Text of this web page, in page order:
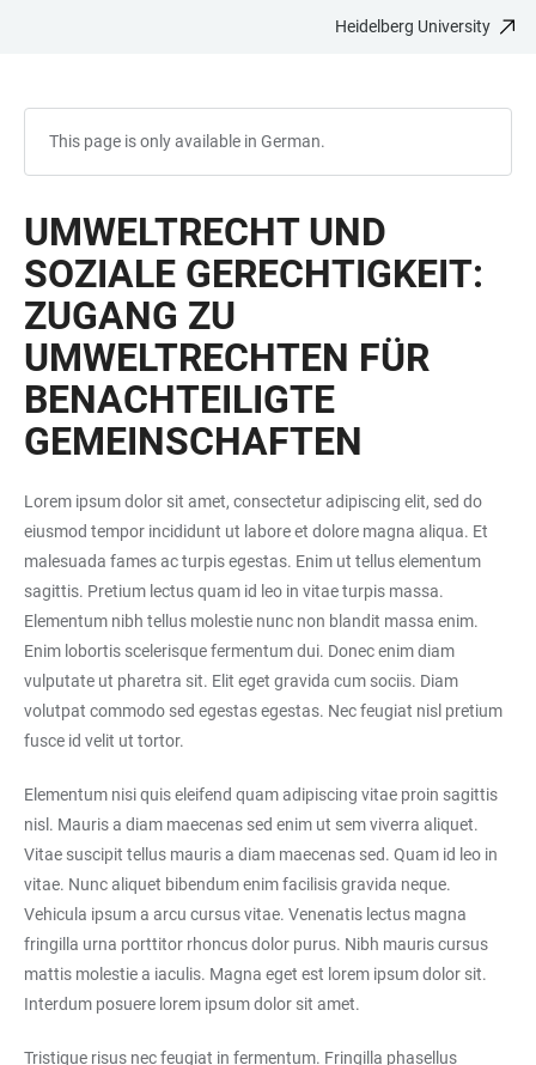
Heidelberg University
This page is only available in German.
UMWELTRECHT UND
SOZIALE GERECHTIGKEIT:
ZUGANG ZU
UMWELTRECHTEN FÜR
BENACHTEILIGTE
GEMEINSCHAFTEN
Lorem ipsum dolor sit amet, consectetur adipiscing elit, sed do
eiusmod tempor incididunt ut labore et dolore magna aliqua. Et
malesuada fames ac turpis egestas. Enim ut tellus elementum
sagittis. Pretium lectus quam id leo in vitae turpis massa.
Elementum nibh tellus molestie nunc non blandit massa enim.
Enim lobortis scelerisque fermentum dui. Donec enim diam
vulputate ut pharetra sit. Elit eget gravida cum sociis. Diam
volutpat commodo sed egestas egestas. Nec feugiat nisl pretium
fusce id velit ut tortor.
Elementum nisi quis eleifend quam adipiscing vitae proin sagittis
nisl. Mauris a diam maecenas sed enim ut sem viverra aliquet.
Vitae suscipit tellus mauris a diam maecenas sed. Quam id leo in
vitae. Nunc aliquet bibendum enim facilisis gravida neque.
Vehicula ipsum a arcu cursus vitae. Venenatis lectus magna
fringilla urna porttitor rhoncus dolor purus. Nibh mauris cursus
mattis molestie a iaculis. Magna eget est lorem ipsum dolor sit.
Interdum posuere lorem ipsum dolor sit amet.
Tristique risus nec feugiat in fermentum. Fringilla phasellus